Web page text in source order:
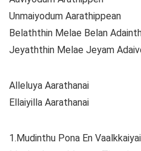
Unmaiyodum Aarathippean
Belaththin Melae Belan
Jeyaththin Melae Jeyam
Alleluya Aarathanai
Ellaiyilla Aarathanai
1.Mudinthu Pona En